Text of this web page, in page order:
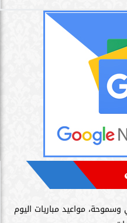
وسموحة، مواعيد مباريات اليوم